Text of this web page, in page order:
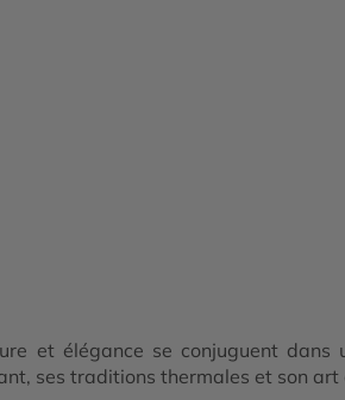
et élégance se conjuguent dans
ses traditions thermales et son art